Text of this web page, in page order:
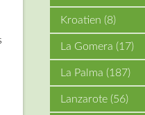
Kroatien (8)
La Gomera (17)
La Palma (187)
Lanzarote (56)